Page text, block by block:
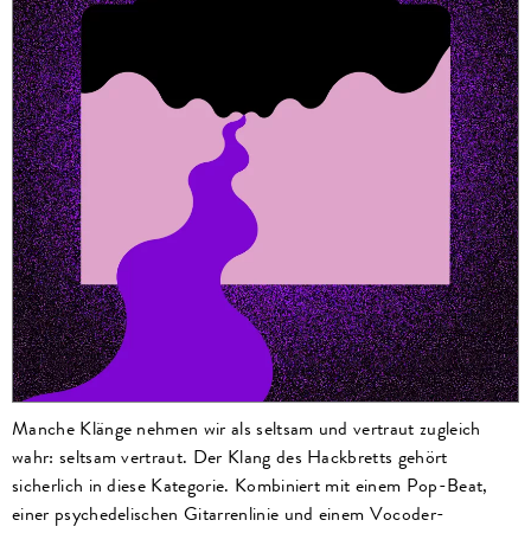
Manche Klänge nehmen wir als seltsam und vertraut zugleich
wahr: seltsam vertraut. Der Klang des Hackbretts gehört
sicherlich in diese Kategorie. Kombiniert mit einem Pop-Beat,
einer psychedelischen Gitarrenlinie und einem Vocoder-